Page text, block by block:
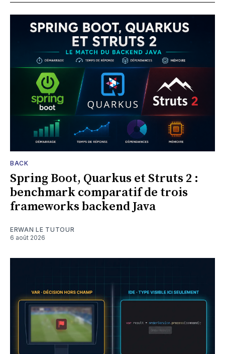
BACK
Spring Boot, Quarkus et Struts 2 :
benchmark comparatif de trois
frameworks backend Java
ERWAN LE TUTOUR
6 août 2026